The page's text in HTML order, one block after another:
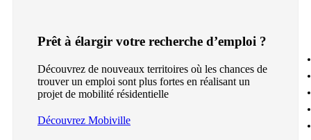
Prêt à élargir votre recherche d’emploi ?
Découvrez de nouveaux territoires où les chances de
trouver un emploi sont plus fortes en réalisant un
projet de mobilité résidentielle
Découvrez Mobiville